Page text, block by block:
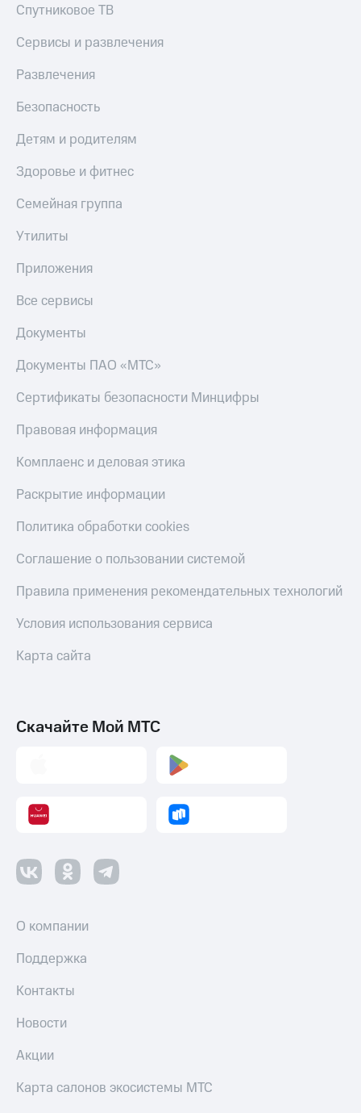
Спутниковое ТВ
Сервисы и развлечения
Развлечения
Безопасность
Детям и родителям
Здоровье и фитнес
Семейная группа
Утилиты
Приложения
Все сервисы
Документы
Документы ПАО «МТС»
Сертификаты безопасности Минцифры
Правовая информация
Комплаенс и деловая этика
Раскрытие информации
Политика обработки cookies
Соглашение о пользовании системой
Правила применения рекомендательных технологий
Условия использования сервиса
Карта сайта
Скачайте Мой МТС
О компании
Поддержка
Контакты
Новости
Акции
Карта салонов экосистемы МТС